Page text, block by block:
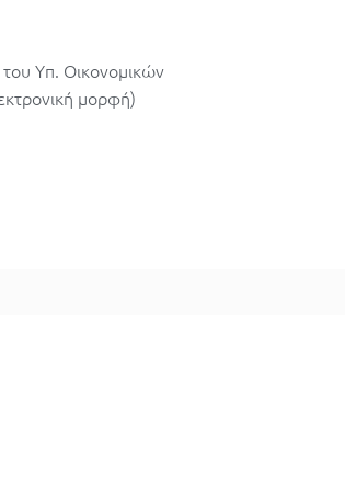
Υπ. Οικονομικών
μορφή)